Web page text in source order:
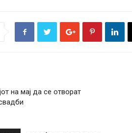
на мај да се отворат